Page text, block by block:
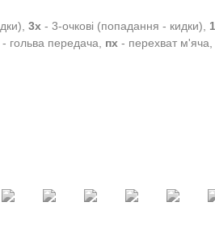
3х - 3-очкові (попадання - кидки),
- гольва передача, пх - перехват м'яча,